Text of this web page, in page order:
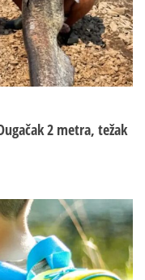
2 metra, težak